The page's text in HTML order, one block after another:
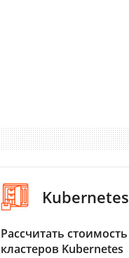
Kubernetes
Рассчитать стоимость
кластеров Kubernetes